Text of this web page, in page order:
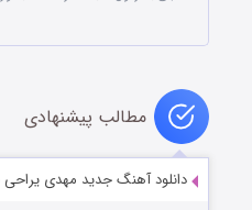
مطالب پیشنهادی
دانلود آهنگ جدید مهدی یراحی